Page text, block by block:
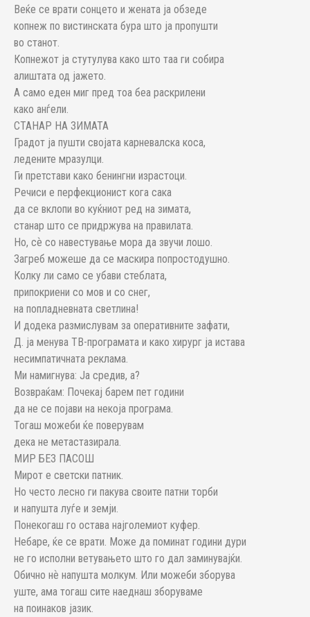
Веќе се врати сонцето и жената ја обзеде
копнеж по вистинската бура што ја пропушти
во станот.
Копнежот ја стутулува како што таа ги собира
алиштата од јажето.
А само еден миг пред тоа беа раскрилени
како анѓели.
СТАНАР НА ЗИМАТА
Градот ја пушти својата карневалска коса,
ледените мразулци.
Ги претстави како бенингни израстоци.
Речиси е перфекционист кога сака
да се вклопи во куќниот ред на зимата,
станар што се придржува на правилата.
Но, сѐ со навестување мора да звучи лошо.
Загреб можеше да се маскира попростодушно.
Колку ли само се убави стеблата,
припокриени со мов и со снег,
на попладневната светлина!
И додека размислувам за оперативните зафати,
Д. ја менува ТВ-програмата и како хирург ја истава
несимпатичната реклама.
Ми намигнува: Ја средив, а?
Возвраќам: Почекај барем пет години
да не се појави на некоја програма.
Тогаш можеби ќе поверувам
дека не метастазирала.
МИР БЕЗ ПАСОШ
Мирот е светски патник.
Но често лесно ги пакува своите патни торби
и напушта луѓе и земји.
Понекогаш го остава најголемиот куфер.
Небаре, ќе се врати. Може да поминат години дури
не го исполни ветувањето што го дал заминувајќи.
Обично нѐ напушта молкум. Или можеби зборува
уште, ама тогаш сите наеднаш зборуваме
на поинаков јазик.